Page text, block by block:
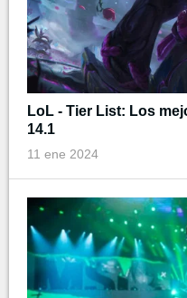
LoL - Tier List: Los
14.1
11 ene 2024